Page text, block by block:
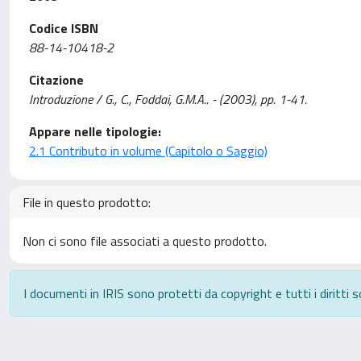
Codice ISBN
88-14-10418-2
Citazione
Introduzione / G., C., Foddai, G.M.A.. - (2003), pp. 1-41.
Appare nelle tipologie:
2.1 Contributo in volume (Capitolo o Saggio)
File in questo prodotto:
Non ci sono file associati a questo prodotto.
I documenti in IRIS sono protetti da copyright e tutti i diritti